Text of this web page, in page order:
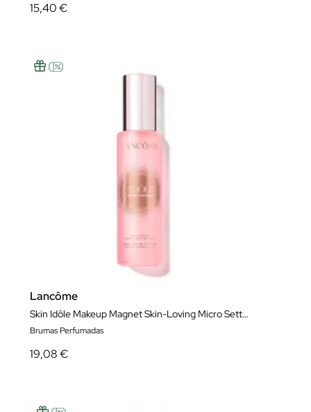
15,40 €
Lancôme
Skin Idôle Makeup Magnet Skin-Loving Micro Setting Mist
Brumas Perfumadas
19,08 €